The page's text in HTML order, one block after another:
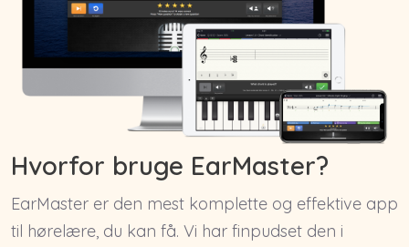
Hvorfor bruge EarMaster?
EarMaster er den mest komplette og effektive app
til hørelære, du kan få. Vi har finpudset den i